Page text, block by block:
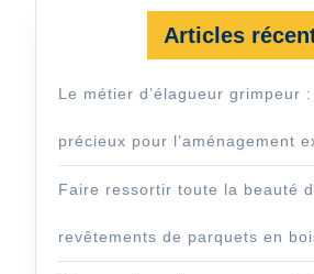
Articles
Le métier d’élagueur grimpeur
précieux pour l’aménagement
Faire ressortir toute la beauté
revêtements de parquets en